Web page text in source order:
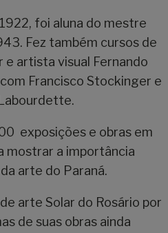
foi aluna do mestre
Fez também cursos de
artista visual Fernando
Francisco Stockinger e
exposições e obras em
mostrar a importância
arte do Paraná.
arte Solar do Rosário por
de suas obras ainda